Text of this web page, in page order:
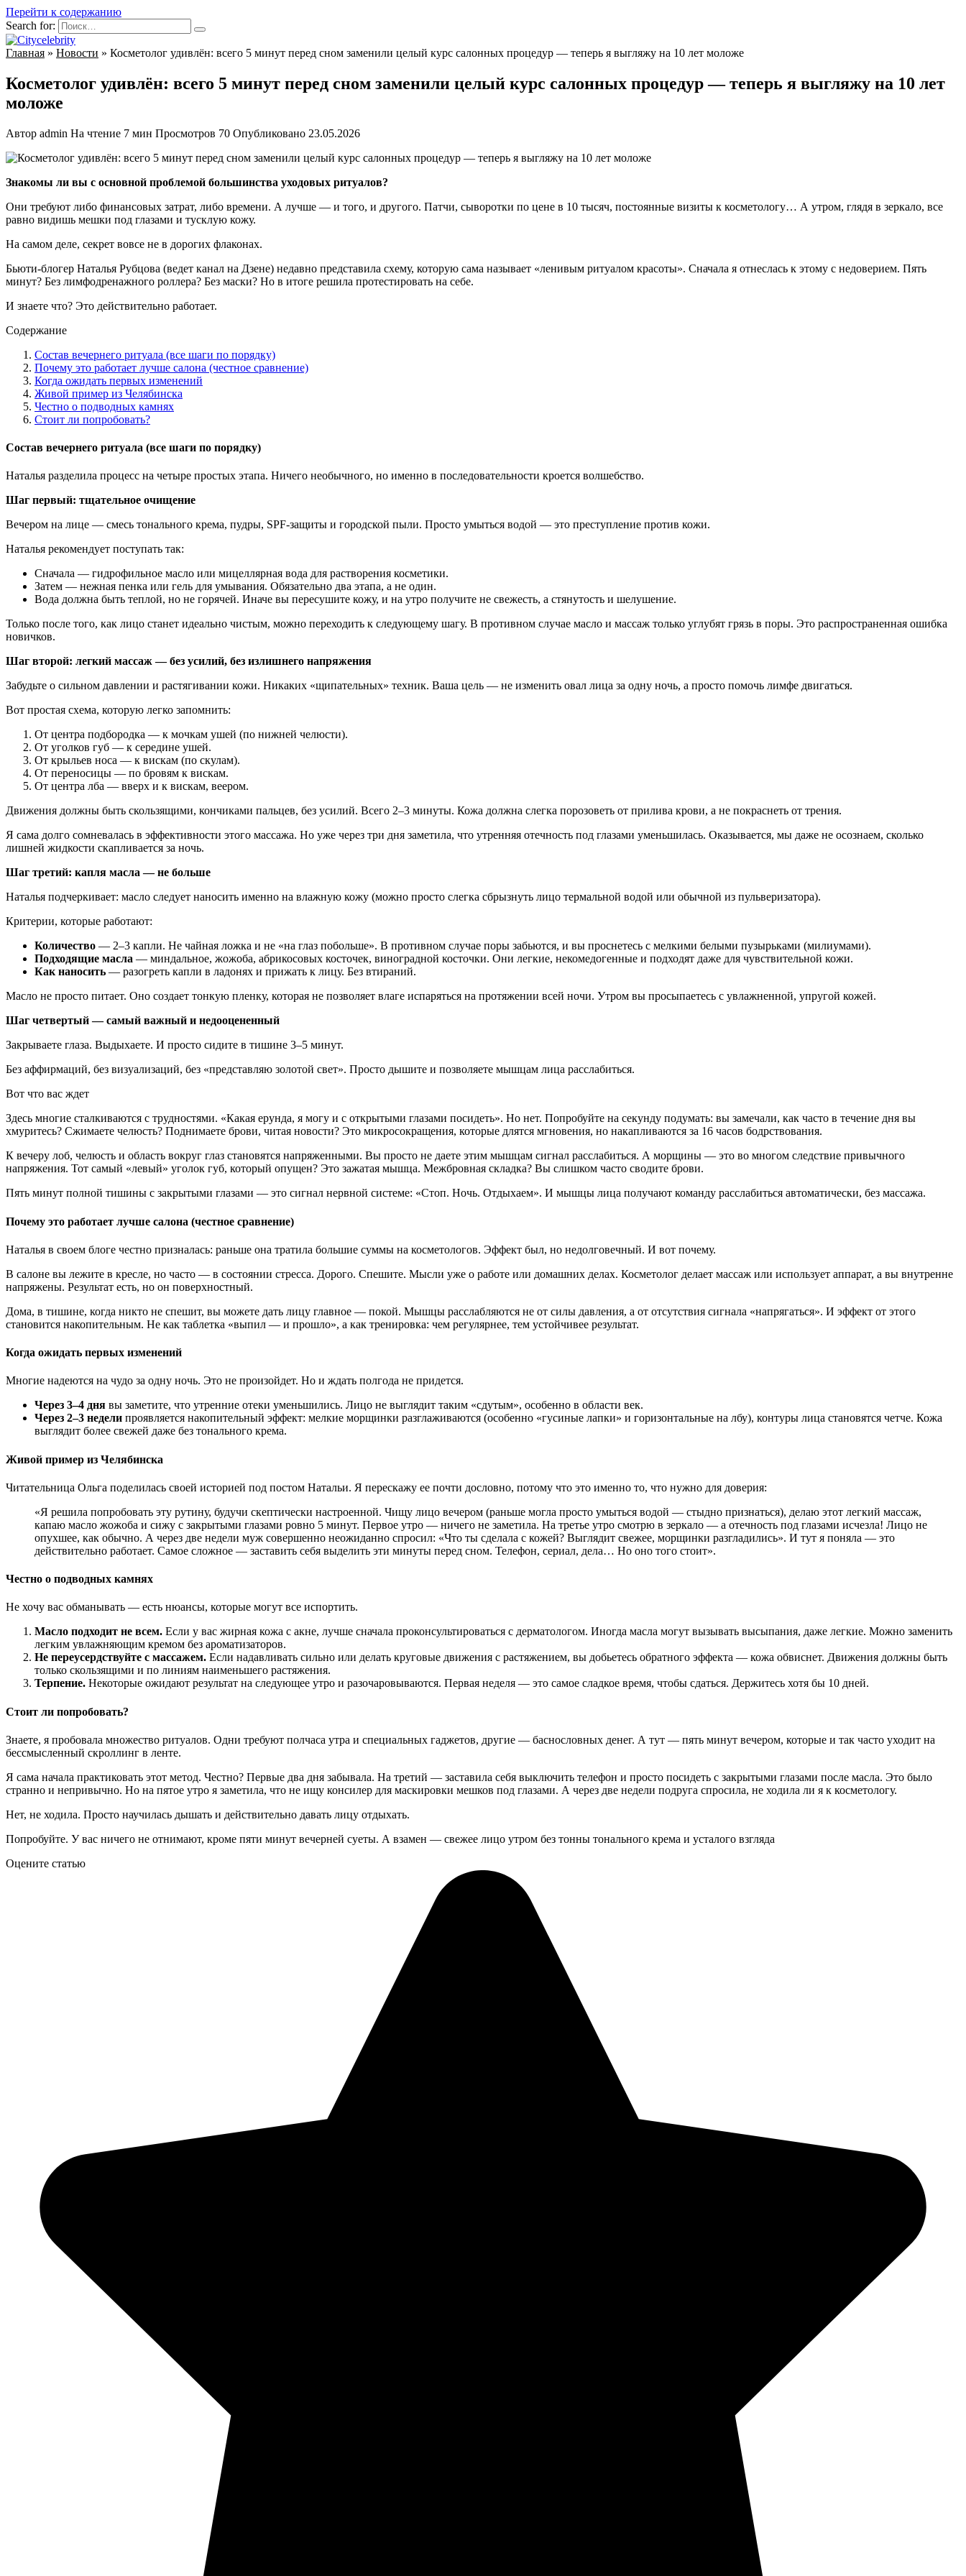
Перейти к содержанию
Search for:
Главная » Новости » Косметолог удивлён: всего 5 минут перед сном заменили целый курс салонных процедур — теперь я выгляжу на 10 лет моложе
Косметолог удивлён: всего 5 минут перед сном заменили целый курс салонных процедур — теперь я выгляжу на 10 лет
моложе
Автор admin На чтение 7 мин Просмотров 70 Опубликовано 23.05.2026
Знакомы ли вы с основной проблемой большинства уходовых ритуалов?
Они требуют либо финансовых затрат, либо времени. А лучше — и того, и другого. Патчи, сыворотки по цене в 10 тысяч, постоянные визиты к косметологу… А утром, глядя в зеркало, все
равно видишь мешки под глазами и тусклую кожу.
На самом деле, секрет вовсе не в дорогих флаконах.
Бьюти-блогер Наталья Рубцова (ведет канал на Дзене) недавно представила схему, которую сама называет «ленивым ритуалом красоты». Сначала я отнеслась к этому с недоверием. Пять
минут? Без лимфодренажного роллера? Без маски? Но в итоге решила протестировать на себе.
И знаете что? Это действительно работает.
Содержание
Состав вечернего ритуала (все шаги по порядку)
Почему это работает лучше салона (честное сравнение)
Когда ожидать первых изменений
Живой пример из Челябинска
Честно о подводных камнях
Стоит ли попробовать?
Состав вечернего ритуала (все шаги по порядку)
Наталья разделила процесс на четыре простых этапа. Ничего необычного, но именно в последовательности кроется волшебство.
Шаг первый: тщательное очищение
Вечером на лице — смесь тонального крема, пудры, SPF-защиты и городской пыли. Просто умыться водой — это преступление против кожи.
Наталья рекомендует поступать так:
Сначала — гидрофильное масло или мицеллярная вода для растворения косметики.
Затем — нежная пенка или гель для умывания. Обязательно два этапа, а не один.
Вода должна быть теплой, но не горячей. Иначе вы пересушите кожу, и на утро получите не свежесть, а стянутость и шелушение.
Только после того, как лицо станет идеально чистым, можно переходить к следующему шагу. В противном случае масло и массаж только углубят грязь в поры. Это распространенная ошибка
новичков.
Шаг второй: легкий массаж — без усилий, без излишнего напряжения
Забудьте о сильном давлении и растягивании кожи. Никаких «щипательных» техник. Ваша цель — не изменить овал лица за одну ночь, а просто помочь лимфе двигаться.
Вот простая схема, которую легко запомнить:
От центра подбородка — к мочкам ушей (по нижней челюсти).
От уголков губ — к середине ушей.
От крыльев носа — к вискам (по скулам).
От переносицы — по бровям к вискам.
От центра лба — вверх и к вискам, веером.
Движения должны быть скользящими, кончиками пальцев, без усилий. Всего 2–3 минуты. Кожа должна слегка порозоветь от прилива крови, а не покраснеть от трения.
Я сама долго сомневалась в эффективности этого массажа. Но уже через три дня заметила, что утренняя отечность под глазами уменьшилась. Оказывается, мы даже не осознаем, сколько
лишней жидкости скапливается за ночь.
Шаг третий: капля масла — не больше
Наталья подчеркивает: масло следует наносить именно на влажную кожу (можно просто слегка сбрызнуть лицо термальной водой или обычной из пульверизатора).
Критерии, которые работают:
Количество — 2–3 капли. Не чайная ложка и не «на глаз побольше». В противном случае поры забьются, и вы проснетесь с мелкими белыми пузырьками (милиумами).
Подходящие масла — миндальное, жожоба, абрикосовых косточек, виноградной косточки. Они легкие, некомедогенные и подходят даже для чувствительной кожи.
Как наносить — разогреть капли в ладонях и прижать к лицу. Без втираний.
Масло не просто питает. Оно создает тонкую пленку, которая не позволяет влаге испаряться на протяжении всей ночи. Утром вы просыпаетесь с увлажненной, упругой кожей.
Шаг четвертый — самый важный и недооцененный
Закрываете глаза. Выдыхаете. И просто сидите в тишине 3–5 минут.
Без аффирмаций, без визуализаций, без «представляю золотой свет». Просто дышите и позволяете мышцам лица расслабиться.
Вот что вас ждет
Здесь многие сталкиваются с трудностями. «Какая ерунда, я могу и с открытыми глазами посидеть». Но нет. Попробуйте на секунду подумать: вы замечали, как часто в течение дня вы
хмуритесь? Сжимаете челюсть? Поднимаете брови, читая новости? Это микросокращения, которые длятся мгновения, но накапливаются за 16 часов бодрствования.
К вечеру лоб, челюсть и область вокруг глаз становятся напряженными. Вы просто не даете этим мышцам сигнал расслабиться. А морщины — это во многом следствие привычного
напряжения. Тот самый «левый» уголок губ, который опущен? Это зажатая мышца. Межбровная складка? Вы слишком часто сводите брови.
Пять минут полной тишины с закрытыми глазами — это сигнал нервной системе: «Стоп. Ночь. Отдыхаем». И мышцы лица получают команду расслабиться автоматически, без массажа.
Почему это работает лучше салона (честное сравнение)
Наталья в своем блоге честно призналась: раньше она тратила большие суммы на косметологов. Эффект был, но недолговечный. И вот почему.
В салоне вы лежите в кресле, но часто — в состоянии стресса. Дорого. Спешите. Мысли уже о работе или домашних делах. Косметолог делает массаж или использует аппарат, а вы внутренне
напряжены. Результат есть, но он поверхностный.
Дома, в тишине, когда никто не спешит, вы можете дать лицу главное — покой. Мышцы расслабляются не от силы давления, а от отсутствия сигнала «напрягаться». И эффект от этого
становится накопительным. Не как таблетка «выпил — и прошло», а как тренировка: чем регулярнее, тем устойчивее результат.
Когда ожидать первых изменений
Многие надеются на чудо за одну ночь. Это не произойдет. Но и ждать полгода не придется.
Через 3–4 дня вы заметите, что утренние отеки уменьшились. Лицо не выглядит таким «сдутым», особенно в области век.
Через 2–3 недели проявляется накопительный эффект: мелкие морщинки разглаживаются (особенно «гусиные лапки» и горизонтальные на лбу), контуры лица становятся четче. Кожа
выглядит более свежей даже без тонального крема.
Живой пример из Челябинска
Читательница Ольга поделилась своей историей под постом Натальи. Я перескажу ее почти дословно, потому что это именно то, что нужно для доверия:
«Я решила попробовать эту рутину, будучи скептически настроенной. Чищу лицо вечером (раньше могла просто умыться водой — стыдно признаться), делаю этот легкий массаж,
капаю масло жожоба и сижу с закрытыми глазами ровно 5 минут. Первое утро — ничего не заметила. На третье утро смотрю в зеркало — а отечность под глазами исчезла! Лицо не
опухшее, как обычно. А через две недели муж совершенно неожиданно спросил: «Что ты сделала с кожей? Выглядит свежее, морщинки разгладились». И тут я поняла — это
действительно работает. Самое сложное — заставить себя выделить эти минуты перед сном. Телефон, сериал, дела… Но оно того стоит».
Честно о подводных камнях
Не хочу вас обманывать — есть нюансы, которые могут все испортить.
Масло подходит не всем. Если у вас жирная кожа с акне, лучше сначала проконсультироваться с дерматологом. Иногда масла могут вызывать высыпания, даже легкие. Можно заменить
легким увлажняющим кремом без ароматизаторов.
Не переусердствуйте с массажем. Если надавливать сильно или делать круговые движения с растяжением, вы добьетесь обратного эффекта — кожа обвиснет. Движения должны быть
только скользящими и по линиям наименьшего растяжения.
Терпение. Некоторые ожидают результат на следующее утро и разочаровываются. Первая неделя — это самое сладкое время, чтобы сдаться. Держитесь хотя бы 10 дней.
Стоит ли попробовать?
Знаете, я пробовала множество ритуалов. Одни требуют полчаса утра и специальных гаджетов, другие — баснословных денег. А тут — пять минут вечером, которые и так часто уходит на
бессмысленный скроллинг в ленте.
Я сама начала практиковать этот метод. Честно? Первые два дня забывала. На третий — заставила себя выключить телефон и просто посидеть с закрытыми глазами после масла. Это было
странно и непривычно. Но на пятое утро я заметила, что не ищу консилер для маскировки мешков под глазами. А через две недели подруга спросила, не ходила ли я к косметологу.
Нет, не ходила. Просто научилась дышать и действительно давать лицу отдыхать.
Попробуйте. У вас ничего не отнимают, кроме пяти минут вечерней суеты. А взамен — свежее лицо утром без тонны тонального крема и усталого взгляда
Оцените статью